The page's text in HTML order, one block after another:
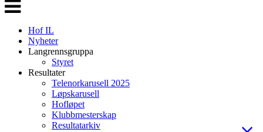
navigasjon
Hof IL
Nyheter
Langrennsgruppa
Styret
Resultater
Telenorkarusell 2025
Løpskarusell
Hofløpet
Klubbmesterskap
Resultatarkiv